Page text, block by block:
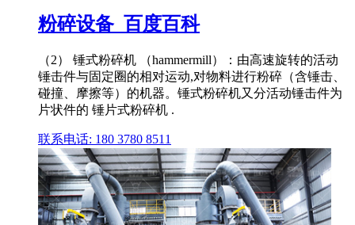
粉碎设备_百度百科
（2） 锤式粉碎机 （hammermill）：由高速旋转的活动
锤击件与固定圈的相对运动,对物料进行粉碎（含锤击、
碰撞、摩擦等）的机器。锤式粉碎机又分活动锤击件为
片状件的 锤片式粉碎机 .
联系电话: 180 3780 8511